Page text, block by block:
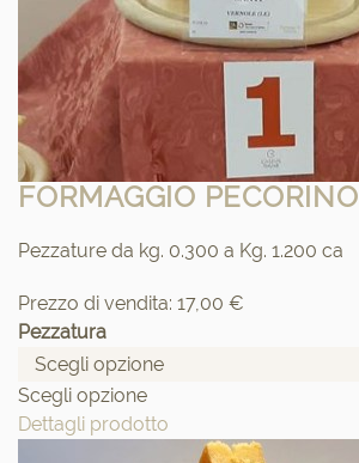
FORMAGGIO PECORINO
Pezzature da kg. 0.300 a Kg. 1.200 ca
Prezzo di vendita: 17,00 €
Pezzatura
Scegli opzione
Dettagli prodotto